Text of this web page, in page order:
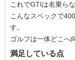
これでGTIは名乗ら
こんなスペックで
す。
ゴルフは一体どこへ
満足している点